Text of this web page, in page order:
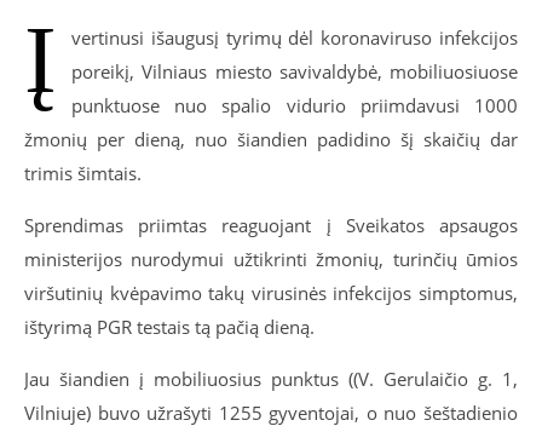
Į
vertinusi išaugusį tyrimų dėl koronaviruso infekcijos
poreikį, Vilniaus miesto savivaldybė, mobiliuosiuose
punktuose nuo spalio vidurio priimdavusi 1000
žmonių per dieną, nuo šiandien padidino šį skaičių dar
trimis šimtais.
Sprendimas priimtas reaguojant į Sveikatos apsaugos
ministerijos nurodymui užtikrinti žmonių, turinčių ūmios
viršutinių kvėpavimo takų virusinės infekcijos simptomus,
ištyrimą PGR testais tą pačią dieną.
Jau šiandien į mobiliuosius punktus ((V. Gerulaičio g. 1,
Vilniuje) buvo užrašyti 1255 gyventojai, o nuo šeštadienio